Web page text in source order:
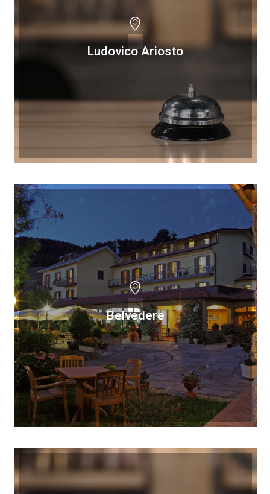
Ludovico Ariosto
Ludovico Ariosto
Belvedere
Belvedere